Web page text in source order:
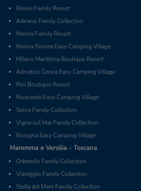
Rimini Family Resort
Adriano Family Collection
Marina Family Resort
Marina Romea Easy Camping Village
Milano Marittima Boutique Resort
Adriatico Cervia Easy Camping Village
Pini Boutique Resort
Rivaverde Easy Camping Village
Spina Family Collection
Vigna sul Mar Family Collection
Bologna Easy Camping Village
Maremma e Versilia - Toscana
Orbetello Family Collection
Viareggio Family Collection
Stella del Mare Family Collection